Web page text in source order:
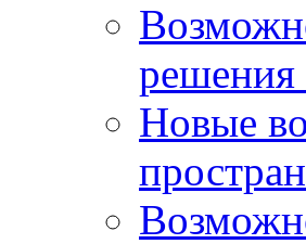
решения
Новые